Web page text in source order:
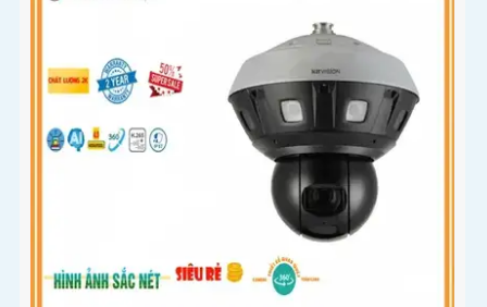
trường thiếu ánh sáng. Với độ phân giải HD IP, sản phẩm này